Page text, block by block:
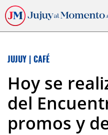
JUJUY | CAFÉ
Hoy se
del
promos y